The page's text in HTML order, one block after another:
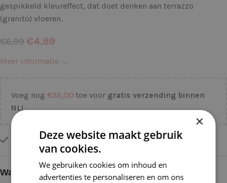
gespikkeld kleureffect, dat doet denken aan terrazzo
(granito) vloeren.
€6,99 €4,89
Meer informatie →
Voeg nog €55,00 toe voor gratis verzending binnen
NL!
Op voorraad
Waarom kopen bij de Wolkast?
×
Deze website maakt gebruik
van cookies.
We gebruiken cookies om inhoud en
advertenties te personaliseren en om ons